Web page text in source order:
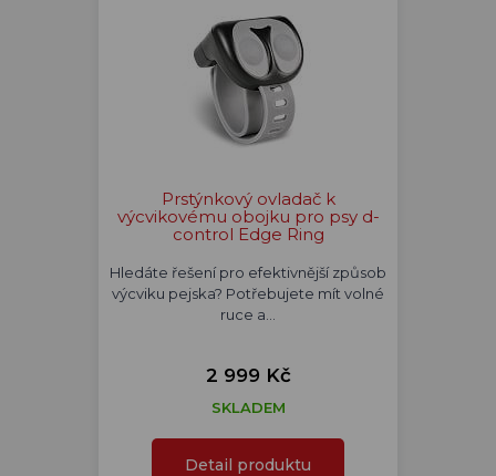
Prstýnkový ovladač k
výcvikovému obojku pro psy d-
control Edge Ring
Hledáte řešení pro efektivnější způsob
výcviku pejska? Potřebujete mít volné
ruce a…
2 999 Kč
SKLADEM
Detail produktu